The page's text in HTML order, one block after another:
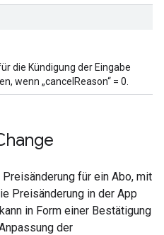
die Kündigung der Eingabe
wenn „cancelReason“ = 0.
für ein Abo, mit
Preisänderung in der App
in Form einer Bestätigung
der